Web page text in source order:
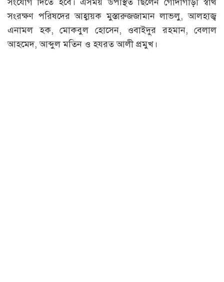
সংরক্ষণ পরিষদের আহ্বায়ক মুস্তারুজজামান লাভলু, আলহাজ্ব
এনামল হক, মোকবুল হোসেন, ওবাইদুর রহমান, বেলাল
আহমেদ, আব্দুল মতিন ও হযরত আলী প্রমুখ।